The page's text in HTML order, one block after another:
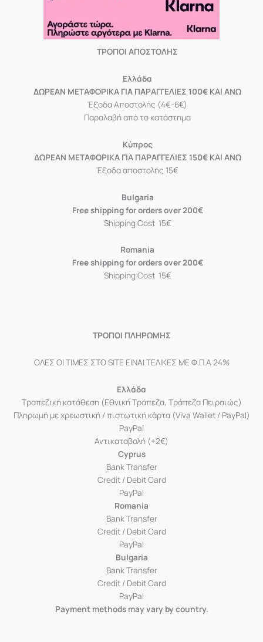
ΤΡΟΠΟΙ ΑΠΟΣΤΟΛΗΣ
Eλλάδα
ΔΩΡΕΑΝ ΜΕΤΑΦΟΡΙΚΑ ΓΙΑ ΠΑΡΑΓΓΕΛΙΕΣ 100€ ΚΑΙ ΑΝΩ
Έξοδα Αποστολής (4€-6€)
Παραλαβή από το κατάστημα
Κύπρος
ΔΩΡΕΑΝ ΜΕΤΑΦΟΡΙΚΑ ΓΙΑ ΠΑΡΑΓΓΕΛΙΕΣ 150€ ΚΑΙ ΑΝΩ
Έξοδα αποστολής 15€
Bulgaria
Free shipping for orders over 200€
Shipping Cost 15€
Romania
Free shipping for orders over 200€
Shipping Cost 15€
ΤΡΟΠΟΙ ΠΛΗΡΩΜΗΣ
ΟΛΕΣ ΟΙ ΤΙΜΕΣ ΣΤΟ SITE ΕΙΝΑΙ ΤΕΛΙΚΕΣ ΜΕ Φ.Π.Α 24%
Ελλάδα
Τραπεζική κατάθεση (Εθνική Τράπεζα, Τράπεζα Πειραιώς)
Πληρωμή με χρεωστική / πιστωτική κάρτα (Viva Wallet / PayPal)
PayPal
Αντικαταβολή (+2€)
Cyprus
Bank Transfer
Credit / Debit Card
PayPal
Romania
Bank Transfer
Credit / Debit Card
PayPal
Bulgaria
Bank Transfer
Credit / Debit Card
PayPal
Payment methods may vary by country.